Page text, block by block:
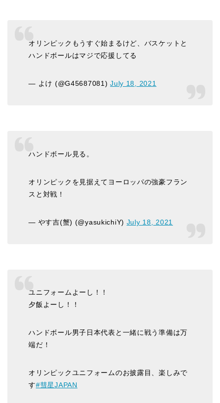
オリンピックもうすぐ始まるけど、バスケットと
ハンドボールはマジで応援してる
— よけ (@G45687081)July 18, 2021
ハンドボール見る。
オリンピックを見据えてヨーロッパの強豪フラン
スと対戦！
— やす吉(蟹) (@yasukichiY) July 18, 2021
ユニフォームよーし！！
夕飯よーし！！
ハンドボール男子日本代表と一緒に戦う準備は万
端だ！
オリンピックユニフォームのお披露目、楽しみで
す#彗星JAPAN